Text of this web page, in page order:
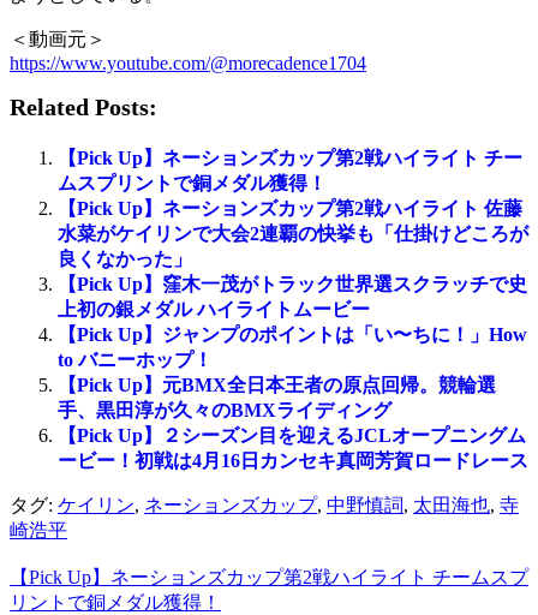
＜動画元＞
https://www.youtube.com/@morecadence1704
Related Posts:
【Pick Up】ネーションズカップ第2戦ハイライト チー
ムスプリントで銅メダル獲得！
【Pick Up】ネーションズカップ第2戦ハイライト 佐藤
水菜がケイリンで大会2連覇の快挙も「仕掛けどころが
良くなかった」
【Pick Up】窪木一茂がトラック世界選スクラッチで史
上初の銀メダル ハイライトムービー
【Pick Up】ジャンプのポイントは「い〜ちに！」How
to バニーホップ！
【Pick Up】元BMX全日本王者の原点回帰。競輪選
手、黒田淳が久々のBMXライディング
【Pick Up】２シーズン目を迎えるJCLオープニングム
ービー！初戦は4月16日カンセキ真岡芳賀ロードレース
タグ: ケイリン, ネーションズカップ, 中野慎詞, 太田海也, 寺
崎浩平
【Pick Up】ネーションズカップ第2戦ハイライト チームスプ
リントで銅メダル獲得！